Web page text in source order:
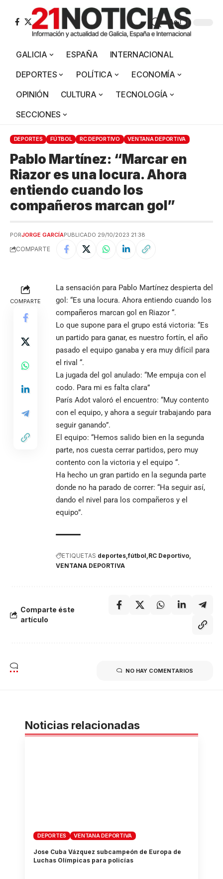
Aa
GALICIA ESPAÑA
INTERNACIONAL
DEPORTES
POLÍTICA
ECONOMÍA
OPINIÓN
CULTURA
TECNOLOGÍA
SECCIONES
DEPORTES FÚTBOL RC DEPORTIVO VENTANA DEPORTIVA
Pablo Martínez: “Marcar en
Riazor es una locura. Ahora
entiendo cuando los
compañeros marcan gol”
PORJORGE GARCÍAPUBLICADO 29/10/2023 21:38
COMPARTE
COMPARTE
La sensación para Pablo Martínez despierta del
gol: “Es una locura. Ahora entiendo cuando los
compañeros marcan gol en Riazor “.
Lo que supone para el grupo está victoria: “Es
un partido para ganar, es nuestro fortín, el año
pasado el equipo ganaba y era muy difícil para
el rival “.
La jugada del gol anulado: “Me empuja con el
codo. Para mi es falta clara”
París Adot valoró el encuentro: “Muy contento
con el equipo, y ahora a seguir trabajando para
seguir ganando”.
El equipo: “Hemos salido bien en la segunda
parte, nos cuesta cerrar partidos, pero muy
contento con la victoria y el equipo “.
Ha hecho un gran partido en la segunda parte
donde no ha parado de correr: “Ha seguir así,
dando el nivel para los compañeros y el
equipo”.
ETIQUETAS deportes fútbol RC Deportivo
VENTANA DEPORTIVA
Comparte éste
artículo
NO HAY COMENTARIOS
Noticias relacionadas
DEPORTES VENTANA DEPORTIVA
Jose Cuba Vázquez subcampeón de Europa de
Luchas Olímpicas para policías